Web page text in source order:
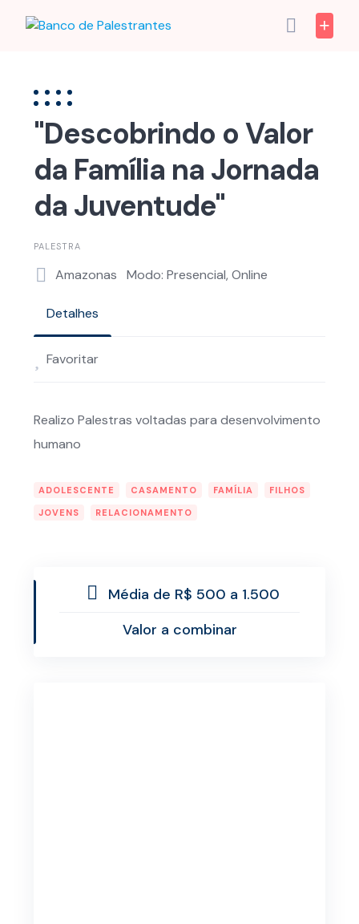
"Descobrindo o Valor
da Família na Jornada
da Juventude"
PALESTRA
Amazonas Modo: Presencial, Online
Detalhes
Favoritar
Realizo Palestras voltadas para desenvolvimento
humano
ADOLESCENTE CASAMENTO FAMÍLIA
FILHOS
JOVENS
RELACIONAMENTO
Média de R$ 500 a 1.500
Valor a combinar